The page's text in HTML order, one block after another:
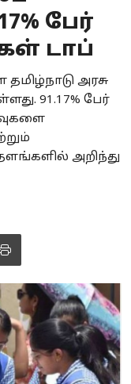
பேர்
டாப்
தமிழ்நாடு அரசு
91.17% பேர்
அறிந்து